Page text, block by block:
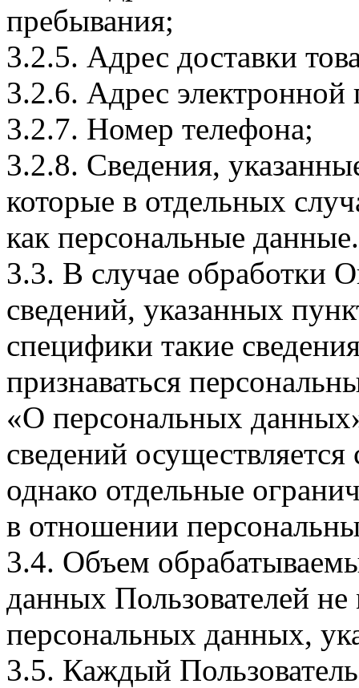
пребывания;
3.2.5. Адрес доставки
3.2.6. Адрес электронной
3.2.7. Номер телефона;
3.2.8. Сведения,
которые в отдельных
как персональные данные.
3.3. В случае обработки
сведений, указанных
специфики такие
признаваться
«О персональных
сведений
однако отдельные
в отношении
3.4. Объем
данных Пользователей
персональных данных,
3.5. Каждый